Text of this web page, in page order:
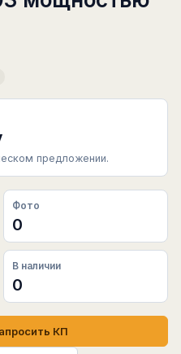
предложении.
Фото
0
В наличии
0
КП